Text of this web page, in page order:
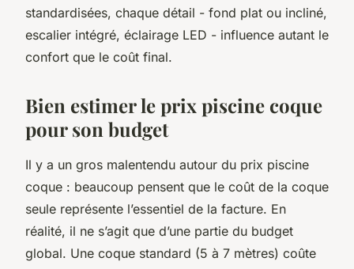
standardisées, chaque détail - fond plat ou incliné,
escalier intégré, éclairage LED - influence autant le
confort que le coût final.
Bien estimer le prix piscine coque
pour son budget
Il y a un gros malentendu autour du prix piscine
coque : beaucoup pensent que le coût de la coque
seule représente l’essentiel de la facture. En
réalité, il ne s’agit que d’une partie du budget
global. Une coque standard (5 à 7 mètres) coûte